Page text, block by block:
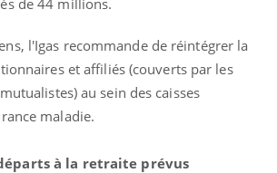
l'Igas recommande de réintégrer la
et affiliés (couverts par les
au sein des caisses
maladie.
à la retraite prévus